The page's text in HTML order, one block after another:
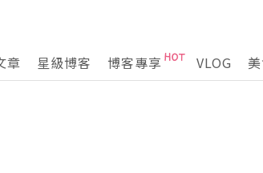
章 星級博客 博客專享 VLOG